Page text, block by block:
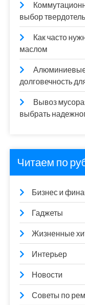
выбор
Как часто
маслом
Алюминиевые
долговечность
Вывоз мусора:
выбрать
Читаем по
Бизнес и
Гаджеты
Жизненные
Интерьер
Новости
Советы по